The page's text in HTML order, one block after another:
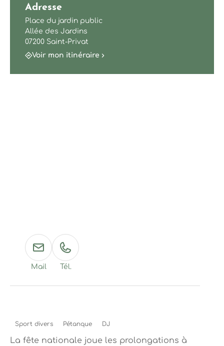
Sport divers Pétanque DJ
La fête nationale joue les prolongations à
Adresse
Place du jardin public
Allée des Jardins
07200 Saint-Privat
Voir mon itinéraire
Mail Tél.